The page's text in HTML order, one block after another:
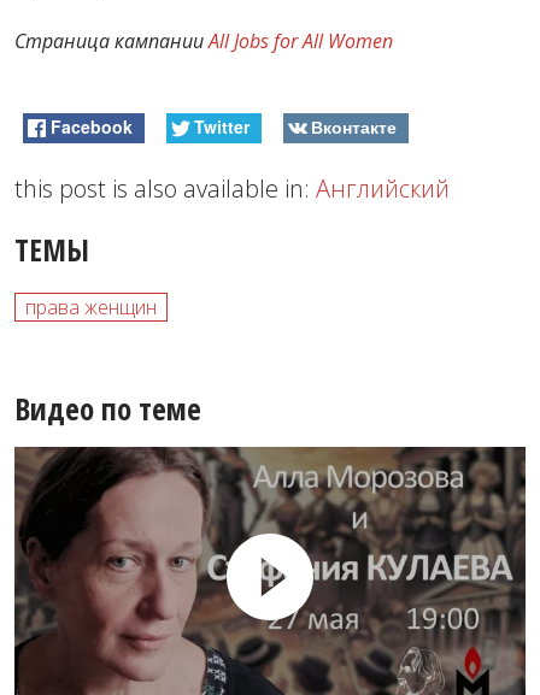
Страница кампанииAll Jobs for All Women
Facebook Twitter Вконтакте
this post is also available in: Английский
ТЕМЫ
права женщин
Видео по теме